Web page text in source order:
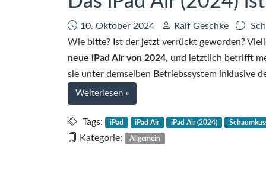
Datum:
10. Oktober 2024 Autor:
Ralf Geschke
Wie bitte? Ist der jetzt verrückt geworden?
neue iPad Air von 2024, und letztlich betrifft
sie unter demselben Betriebssystem inklusive
Weiterlesen bei
Das
iPad
Air
»
Tags: iPad iPad Air iPad Air (2024)
Kategorie: Allgemein